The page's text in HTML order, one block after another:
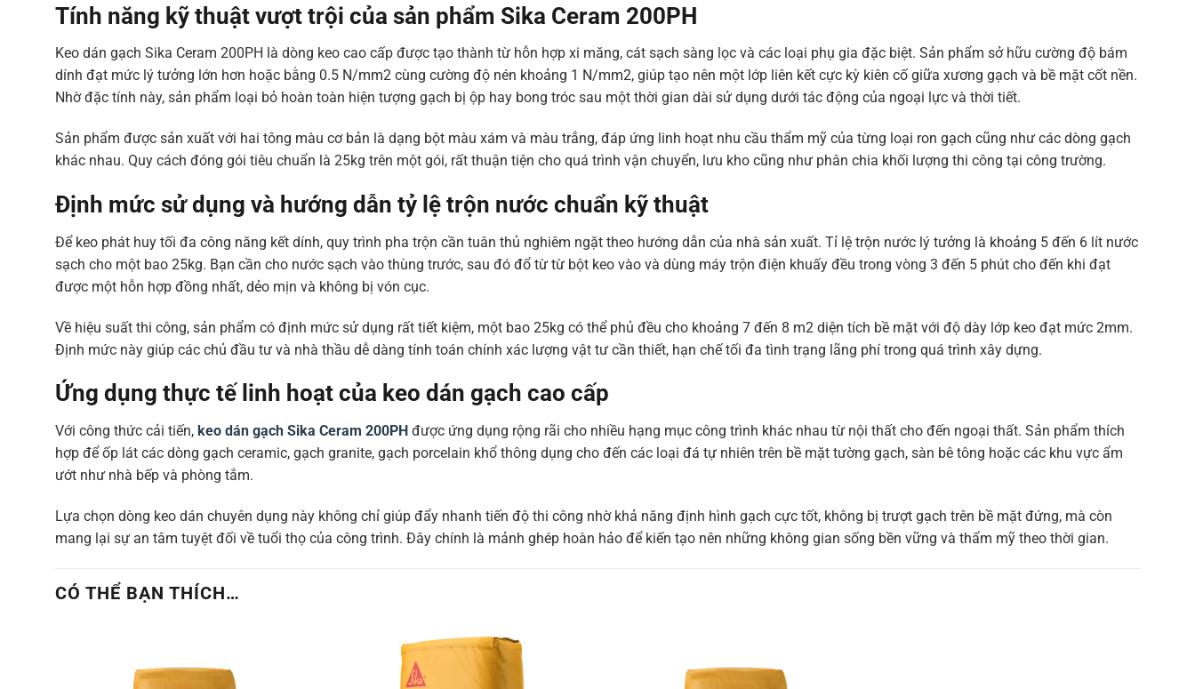
Tính năng kỹ thuật vượt trội của sản phẩm Sika Ceram 200PH
Keo dán gạch Sika Ceram 200PH là dòng keo cao cấp được tạo thành từ hỗn hợp xi măng, cát sạch sàng lọc và các loại phụ gia đặc biệt. Sản phẩm sở hữu cường độ bám
dính đạt mức lý tưởng lớn hơn hoặc bằng 0.5 N/mm2 cùng cường độ nén khoảng 1 N/mm2, giúp tạo nên một lớp liên kết cực kỳ kiên cố giữa xương gạch và bề mặt cốt nền.
Nhờ đặc tính này, sản phẩm loại bỏ hoàn toàn hiện tượng gạch bị ộp hay bong tróc sau một thời gian dài sử dụng dưới tác động của ngoại lực và thời tiết.
Sản phẩm được sản xuất với hai tông màu cơ bản là dạng bột màu xám và màu trắng, đáp ứng linh hoạt nhu cầu thẩm mỹ của từng loại ron gạch cũng như các dòng gạch
khác nhau. Quy cách đóng gói tiêu chuẩn là 25kg trên một gói, rất thuận tiện cho quá trình vận chuyển, lưu kho cũng như phân chia khối lượng thi công tại công trường.
Định mức sử dụng và hướng dẫn tỷ lệ trộn nước chuẩn kỹ thuật
Để keo phát huy tối đa công năng kết dính, quy trình pha trộn cần tuân thủ nghiêm ngặt theo hướng dẫn của nhà sản xuất. Tỉ lệ trộn nước lý tưởng là khoảng 5 đến 6 lít nước
sạch cho một bao 25kg. Bạn cần cho nước sạch vào thùng trước, sau đó đổ từ từ bột keo vào và dùng máy trộn điện khuấy đều trong vòng 3 đến 5 phút cho đến khi đạt
được một hỗn hợp đồng nhất, dẻo mịn và không bị vón cục.
Về hiệu suất thi công, sản phẩm có định mức sử dụng rất tiết kiệm, một bao 25kg có thể phủ đều cho khoảng 7 đến 8 m2 diện tích bề mặt với độ dày lớp keo đạt mức 2mm.
Định mức này giúp các chủ đầu tư và nhà thầu dễ dàng tính toán chính xác lượng vật tư cần thiết, hạn chế tối đa tình trạng lãng phí trong quá trình xây dựng.
Ứng dụng thực tế linh hoạt của keo dán gạch cao cấp
Với công thức cải tiến, keo dán gạch Sika Ceram 200PH được ứng dụng rộng rãi cho nhiều hạng mục công trình khác nhau từ nội thất cho đến ngoại thất. Sản phẩm thích
hợp để ốp lát các dòng gạch ceramic, gạch granite, gạch porcelain khổ thông dụng cho đến các loại đá tự nhiên trên bề mặt tường gạch, sàn bê tông hoặc các khu vực ẩm
ướt như nhà bếp và phòng tắm.
Lựa chọn dòng keo dán chuyên dụng này không chỉ giúp đẩy nhanh tiến độ thi công nhờ khả năng định hình gạch cực tốt, không bị trượt gạch trên bề mặt đứng, mà còn
mang lại sự an tâm tuyệt đối về tuổi thọ của công trình. Đây chính là mảnh ghép hoàn hảo để kiến tạo nên những không gian sống bền vững và thẩm mỹ theo thời gian.
CÓ THỂ BẠN THÍCH…